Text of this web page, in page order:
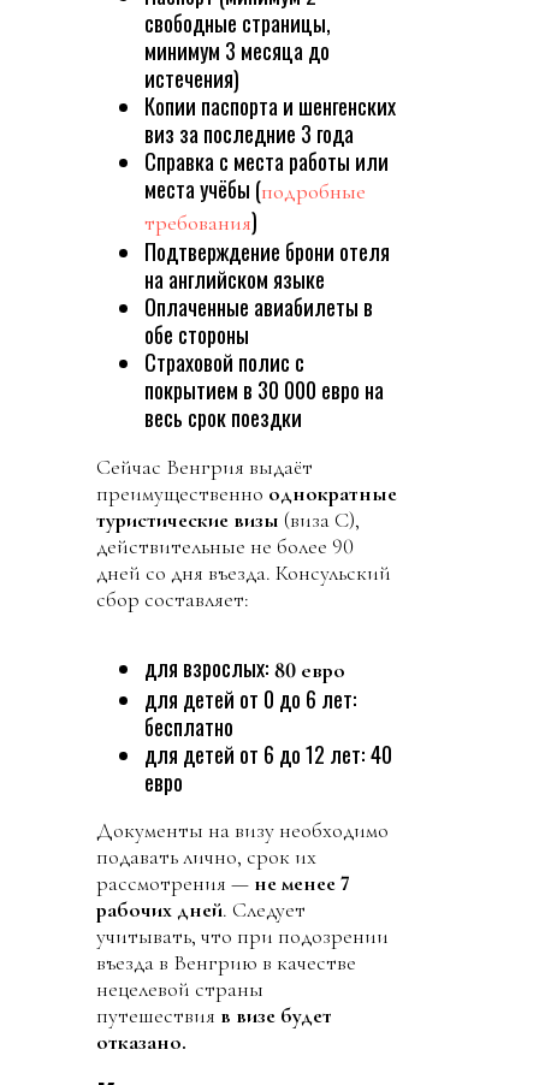
свободные страницы,
минимум 3 месяца до
истечения)
Копии паспорта и шенгенских
виз за последние 3 года
Справка с места работы или
места учёбы (подробные
требования)
Подтверждение брони отеля
на английском языке
Оплаченные авиабилеты в
обе стороны
Страховой полис с
покрытием в 30 000 евро на
весь срок поездки
Сейчас Венгрия выдаёт
преимущественно однократные
туристические визы (виза C),
действительные не более 90
дней со дня въезда. Консульский
сбор составляет:
для взрослых: 80 евро
для детей от 0 до 6 лет:
бесплатно
для детей от 6 до 12 лет: 40
евро
Документы на визу необходимо
подавать лично, срок их
рассмотрения — не менее 7
рабочих дней. Следует
учитывать, что при подозрении
въезда в Венгрию в качестве
нецелевой страны
путешествия в визе будет
отказано.